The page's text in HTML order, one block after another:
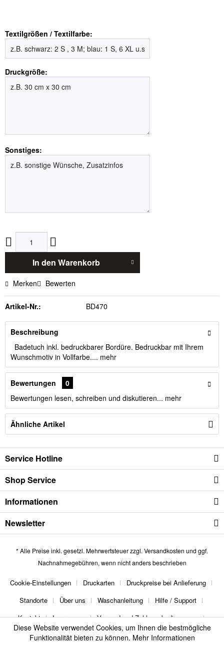
Textilgrößen / Textilfarbe:
Druckgröße:
Sonstiges:
In den Warenkorb
Merken Bewerten
Artikel-Nr.: BD470
Beschreibung
Badetuch inkl. bedruckbarer Bordüre. Bedruckbar mit Ihrem
Wunschmotiv in Vollfarbe.... mehr
Bewertungen
0
Bewertungen lesen, schreiben und diskutieren... mehr
Ähnliche Artikel
Service Hotline
Shop Service
Informationen
Newsletter
* Alle Preise inkl. gesetzl. Mehrwertsteuer zzgl. Versandkosten und ggf.
Nachnahmegebühren, wenn nicht anders beschrieben
Cookie-Einstellungen Druckarten
Druckpreise bei Anlieferung
Standorte
Über uns Waschanleitung
Hilfe / Support
Kontakt
Impressum
Versand und Zahlungsbedingungen
Widerrufsrecht
Datenschutz
AGB
Diese Website verwendet Cookies, um Ihnen die bestmögliche
Funktionalität bieten zu können. Mehr Informationen